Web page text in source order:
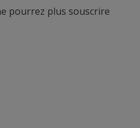
pourrez plus souscrire